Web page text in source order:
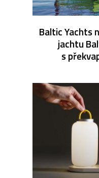
Baltic Yachts
jachtu
s